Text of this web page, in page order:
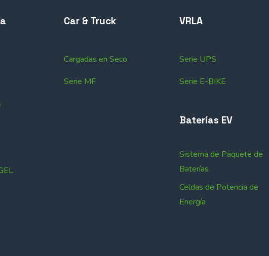
Car & Truck
Cargadas en Seco
Serie MF
VRLA
Serie UPS
Serie E-BIKE
Baterías EV
Sistema de Paquete de
Baterías
Celdas de Potencia de
Energía